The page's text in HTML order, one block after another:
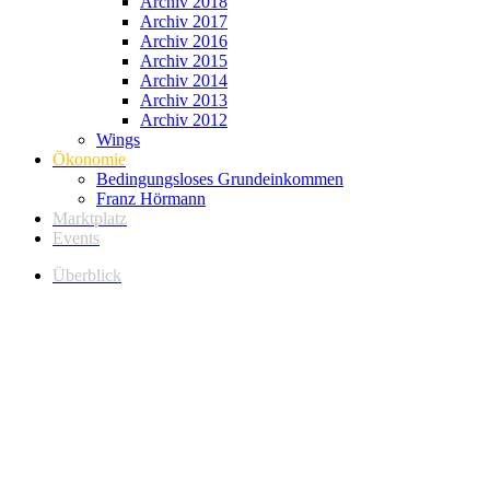
Archiv 2017
Archiv 2016
Archiv 2015
Archiv 2014
Archiv 2013
Archiv 2012
Wings
Ökonomie
Bedingungsloses Grundeinkommen
Franz Hörmann
Marktplatz
Events
Überblick